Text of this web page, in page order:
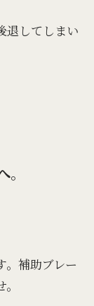
退してしまい
。補助ブレー